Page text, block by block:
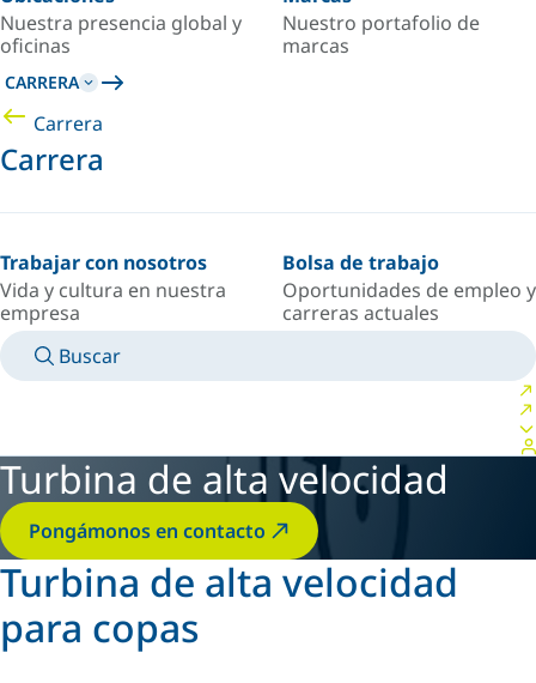
Nuestra presencia global y
oficinas
Nuestro portafolio de
marcas
CARRERA
Carrera
Carrera
Trabajar con nosotros
Vida y cultura en nuestra
empresa
Bolsa de trabajo
Oportunidades de empleo y
carreras actuales
Buscar
Turbina de alta velocidad
Pongámonos en contacto
Turbina de alta velocidad
para copas